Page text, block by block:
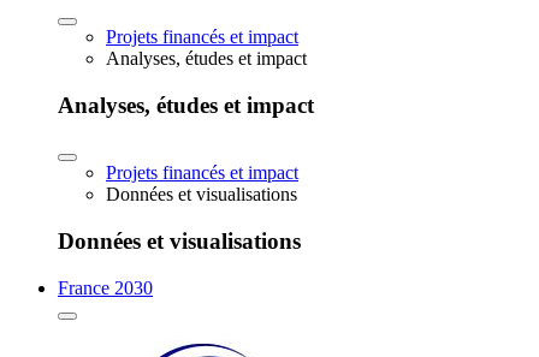
Projets financés et impact
Analyses, études et impact
Analyses, études et impact
Projets financés et impact
Données et visualisations
Données et visualisations
France 2030